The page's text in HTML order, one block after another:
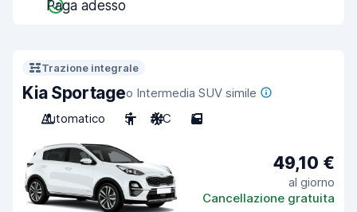
Paga adesso
Trazione integrale
Kia Sportageo Intermedia SUV simile
Automatico
5 A/C 5
49,10 €
al giorno
Cancellazione gratuita